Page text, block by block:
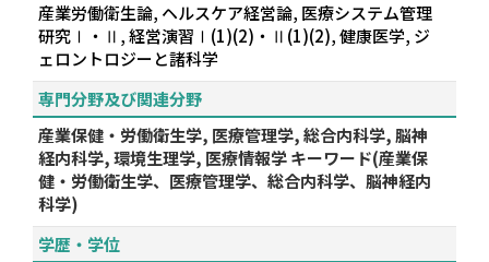
産業労働衛生論, ヘルスケア経営論, 医療システム管理
研究Ⅰ・Ⅱ, 経営演習Ⅰ(1)(2)・Ⅱ(1)(2), 健康医学, ジ
ェロントロジーと諸科学
専門分野及び関連分野
産業保健・労働衛生学, 医療管理学, 総合内科学, 脳神
経内科学, 環境生理学, 医療情報学 キーワード(産業保
健・労働衛生学、医療管理学、総合内科学、脳神経内
科学)
学歴・学位